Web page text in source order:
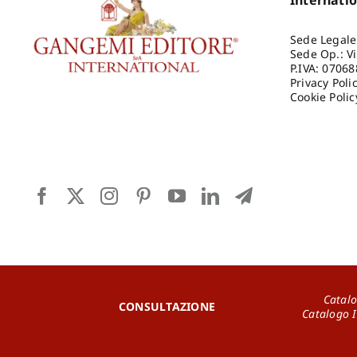
Sede
Sede Op.:
P.IVA:
Privacy
Cookie
CONSULTAZIONE
Catalogo